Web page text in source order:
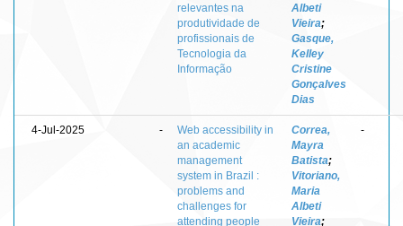
relevantes na
produtividade de
profissionais de
Tecnologia da
Informação
Albeti
Vieira;
Gasque,
Kelley
Cristine
Gonçalves
Dias
4-Jul-2025 -
Web accessibility in
an academic
management
system in Brazil :
problems and
challenges for
attending people
Correa,
Mayra
Batista;
Vitoriano,
Maria
Albeti
Vieira;
-